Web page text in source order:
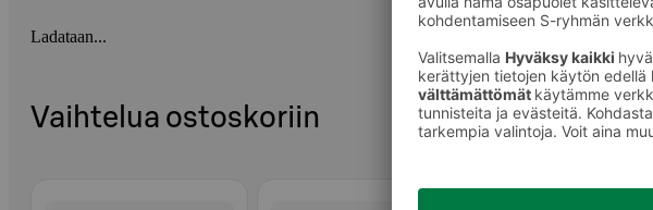
Ladataan...
Vaihtelua ostoskoriin